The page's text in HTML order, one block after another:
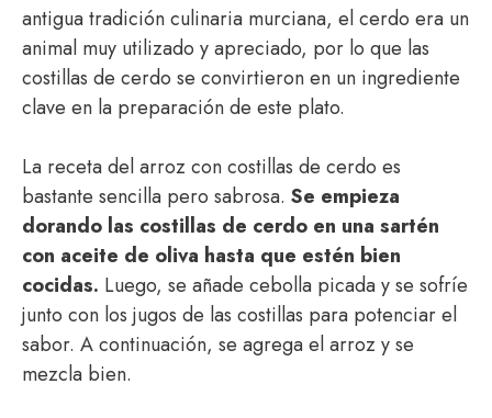
antigua tradición culinaria murciana, el cerdo era un
animal muy utilizado y apreciado, por lo que las
costillas de cerdo se convirtieron en un ingrediente
clave en la preparación de este plato.
La receta del arroz con costillas de cerdo es
bastante sencilla pero sabrosa. Se empieza
dorando las costillas de cerdo en una sartén
con aceite de oliva hasta que estén bien
cocidas. Luego, se añade cebolla picada y se sofríe
junto con los jugos de las costillas para potenciar el
sabor. A continuación, se agrega el arroz y se
mezcla bien.